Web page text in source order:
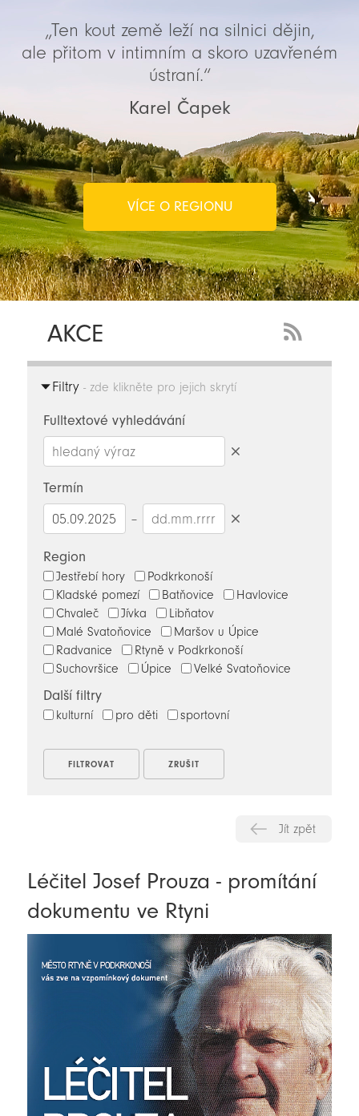
„Ten kout země leží na silnici dějin,
ale přitom v intimním a skoro uzavřeném
ústraní.“
Karel Čapek
VÍCE O REGIONU
AKCE
Feed
Filtry- zde klikněte pro jejich skrytí
Fulltextové vyhledávání
Termín
–
Region
Jestřebí hory
Podkrkonoší
Kladské pomezí
Batňovice
Havlovice
Chvaleč
Jívka
Libňatov
Malé Svatoňovice
Maršov u Úpice
Radvanice
Rtyně v Podkrkonoší
Suchovršice
Úpice Velké Svatoňovice
Další filtry
kulturní pro děti sportovní
Jít zpět
Léčitel Josef Prouza - promítání
dokumentu ve Rtyni